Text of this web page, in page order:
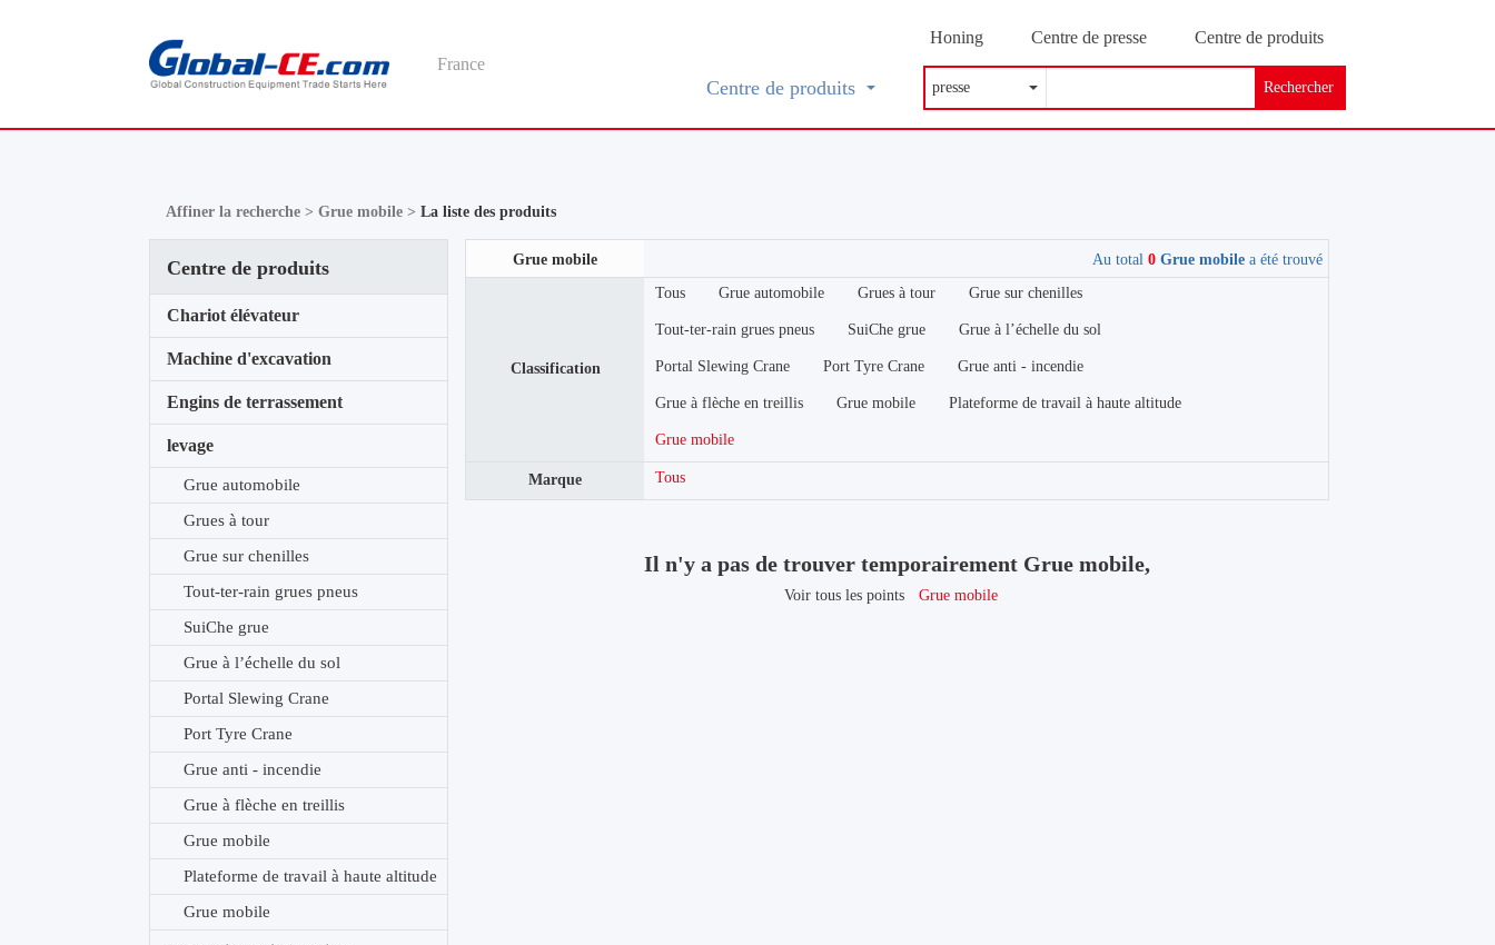
France
Honing Centre de presse Centre de produits
Rechercher
Centre de produits
Affiner la recherche >Grue mobile >La liste des produits
Centre de produits
Chariot élévateur
Machine d'excavation
Engins de terrassement
levage
Grue automobile
Grues à tour
Grue sur chenilles
Tout-ter-rain grues pneus
SuiChe grue
Grue à l’échelle du sol
Portal Slewing Crane
Port Tyre Crane
Grue anti - incendie
Grue à flèche en treillis
Grue mobile
Plateforme de travail à haute altitude
Grue mobile
Grue mobile Au total 0Grue mobilea été trouvé
Classification
Tous Grue automobile Grues à tour Grue sur chenilles
Tout-ter-rain grues pneus SuiChe grue Grue à l’échelle du sol
Portal Slewing Crane Port Tyre Crane Grue anti - incendie
Grue à flèche en treillis Grue mobile Plateforme de travail à haute altitude
Grue mobile
Marque Tous
Il n'y a pas de trouver temporairement Grue mobile,
Voir tous les points Grue mobile